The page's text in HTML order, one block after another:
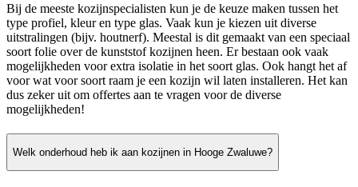
Bij de meeste kozijnspecialisten kun je de keuze maken tussen het
type profiel, kleur en type glas. Vaak kun je kiezen uit diverse
uitstralingen (bijv. houtnerf). Meestal is dit gemaakt van een speciaal
soort folie over de kunststof kozijnen heen. Er bestaan ook vaak
mogelijkheden voor extra isolatie in het soort glas. Ook hangt het af
voor wat voor soort raam je een kozijn wil laten installeren. Het kan
dus zeker uit om offertes aan te vragen voor de diverse
mogelijkheden!
Welk onderhoud heb ik aan kozijnen in Hooge Zwaluwe?